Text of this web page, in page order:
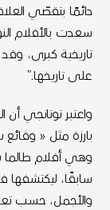
دائمًا بتقصّي
سعدت بالأفلام
تاريخية كبرى،
على تاريخها.”
واعتبر توتانجي
بارزة مثل « وقائع
وهي أفلام
سابقًا،
والأجمل، حسب